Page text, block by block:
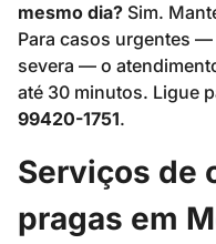
mesmo dia? Sim.
Para casos urgentes
severa — o
até 30 minutos. Ligue
99420-1751.
Serviços de
pragas em